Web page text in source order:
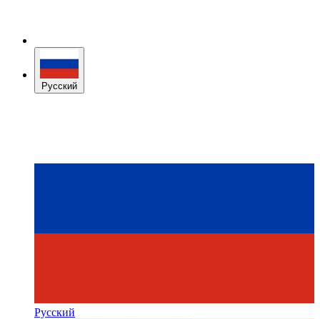
Русский
Русский